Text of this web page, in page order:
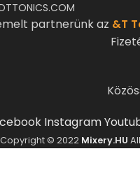
partnerünk az &T
Instagram
Copyright © 2022 Mixery.HU